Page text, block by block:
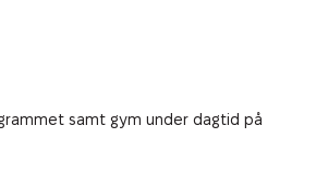
samt gym under dagtid på